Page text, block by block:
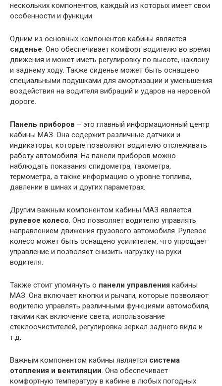
нескольких компонентов, каждый из которых имеет свои
особенности и функции.
Одним из основных компонентов кабины является
сиденье . Оно обеспечивает комфорт водителю во время
движения и может иметь регулировку по высоте, наклону
и заднему ходу. Также сиденье может быть оснащено
специальными подушками для амортизации и уменьшения
воздействия на водителя вибраций и ударов на неровной
дороге.
Панель приборов – это главный информационный центр
кабины МАЗ. Она содержит различные датчики и
индикаторы, которые позволяют водителю отслеживать
работу автомобиля. На панели приборов можно
наблюдать показания спидометра, тахометра,
термометра, а также информацию о уровне топлива,
давлении в шинах и других параметрах.
Другим важным компонентом кабины МАЗ является
рулевое колесо . Оно позволяет водителю управлять
направлением движения грузового автомобиля. Рулевое
колесо может быть оснащено усилителем, что упрощает
управление и позволяет снизить нагрузку на руки
водителя.
Также стоит упомянуть о панели управления кабины
МАЗ. Она включает кнопки и рычаги, которые позволяют
водителю управлять различными функциями автомобиля,
такими как включение света, использование
стеклоочистителей, регулировка зеркал заднего вида и
т.д.
Важным компонентом кабины является система
отопления и вентиляции . Она обеспечивает
комфортную температуру в кабине в любых погодных